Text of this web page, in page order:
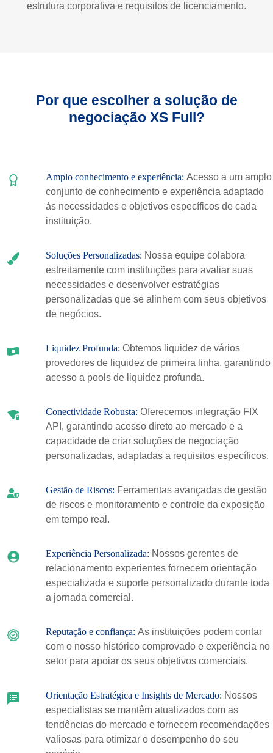
estrutura corporativa e requisitos de licenciamento.
Por que escolher a solução de
negociação XS Full?
Amplo conhecimento e experiência: Acesso a um amplo
conjunto de conhecimento e experiência adaptado
às necessidades e objetivos específicos de cada
instituição.
Soluções Personalizadas: Nossa equipe colabora
estreitamente com instituições para avaliar suas
necessidades e desenvolver estratégias
personalizadas que se alinhem com seus objetivos
de negócios.
Liquidez Profunda: Obtemos liquidez de vários
provedores de liquidez de primeira linha, garantindo
acesso a pools de liquidez profunda.
Conectividade Robusta: Oferecemos integração FIX
API, garantindo acesso direto ao mercado e a
capacidade de criar soluções de negociação
personalizadas, adaptadas a requisitos específicos.
Gestão de Riscos: Ferramentas avançadas de gestão
de riscos e monitoramento e controle da exposição
em tempo real.
Experiência Personalizada: Nossos gerentes de
relacionamento experientes fornecem orientação
especializada e suporte personalizado durante toda
a jornada comercial.
Reputação e confiança: As instituições podem contar
com o nosso histórico comprovado e experiência no
setor para apoiar os seus objetivos comerciais.
Orientação Estratégica e Insights de Mercado: Nossos
especialistas se mantêm atualizados com as
tendências do mercado e fornecem recomendações
valiosas para otimizar o desempenho do seu